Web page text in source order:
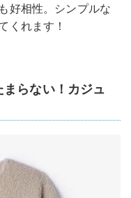
好相性。シンプルな
くれます！
らない！カジュ